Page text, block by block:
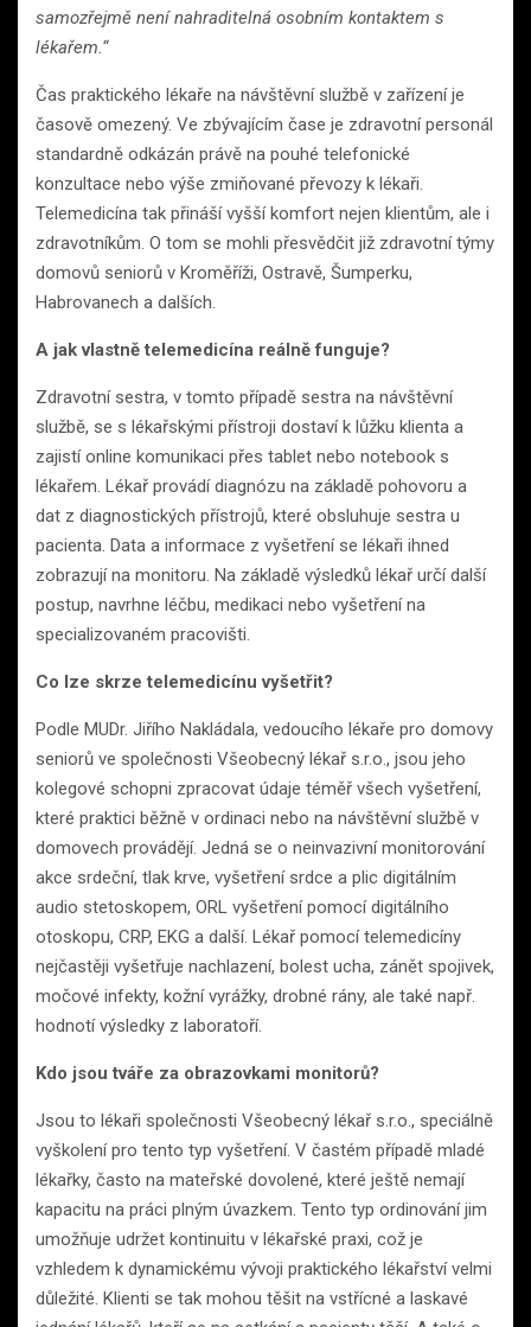
samozřejmě není nahraditelná osobním kontaktem s
lékařem.“
Čas praktického lékaře na návštěvní službě v zařízení je
časově omezený. Ve zbývajícím čase je zdravotní personál
standardně odkázán právě na pouhé telefonické
konzultace nebo výše zmiňované převozy k lékaři.
Telemedicína tak přináší vyšší komfort nejen klientům, ale i
zdravotníkům. O tom se mohli přesvědčit již zdravotní týmy
domovů seniorů v Kroměříži, Ostravě, Šumperku,
Habrovanech a dalších.
A jak vlastně telemedicína reálně funguje?
Zdravotní sestra, v tomto případě sestra na návštěvní
službě, se s lékařskými přístroji dostaví k lůžku klienta a
zajistí online komunikaci přes tablet nebo notebook s
lékařem. Lékař provádí diagnózu na základě pohovoru a
dat z diagnostických přístrojů, které obsluhuje sestra u
pacienta. Data a informace z vyšetření se lékaři ihned
zobrazují na monitoru. Na základě výsledků lékař určí další
postup, navrhne léčbu, medikaci nebo vyšetření na
specializovaném pracovišti.
Co lze skrze telemedicínu vyšetřit?
Podle MUDr. Jiřího Nakládala, vedoucího lékaře pro domovy
seniorů ve společnosti Všeobecný lékař s.r.o., jsou jeho
kolegové schopni zpracovat údaje téměř všech vyšetření,
které praktici běžně v ordinaci nebo na návštěvní službě v
domovech provádějí. Jedná se o neinvazivní monitorování
akce srdeční, tlak krve, vyšetření srdce a plic digitálním
audio stetoskopem, ORL vyšetření pomocí digitálního
otoskopu, CRP, EKG a další. Lékař pomocí telemedicíny
nejčastěji vyšetřuje nachlazení, bolest ucha, zánět spojivek,
močové infekty, kožní vyrážky, drobné rány, ale také např.
hodnotí výsledky z laboratoří.
Kdo jsou tváře za obrazovkami monitorů?
Jsou to lékaři společnosti Všeobecný lékař s.r.o., speciálně
vyškolení pro tento typ vyšetření. V častém případě mladé
lékařky, často na mateřské dovolené, které ještě nemají
kapacitu na práci plným úvazkem. Tento typ ordinování jim
umožňuje udržet kontinuitu v lékařské praxi, což je
vzhledem k dynamickému vývoji praktického lékařství velmi
důležité. Klienti se tak mohou těšit na vstřícné a laskavé